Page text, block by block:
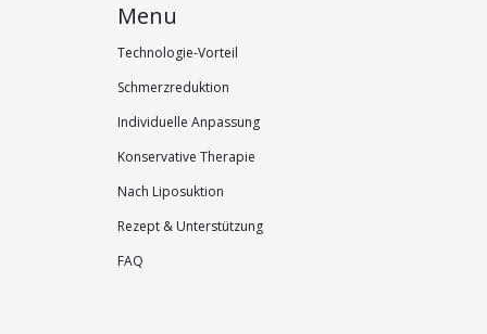
Menu
Technologie-Vorteil
Schmerzreduktion
Individuelle Anpassung
Konservative Therapie
Nach Liposuktion
Rezept & Unterstützung
FAQ